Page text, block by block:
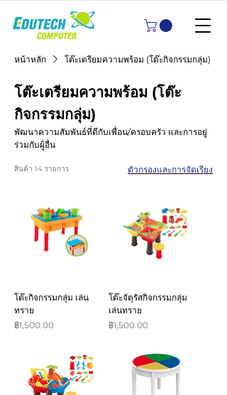
หน้าหลัก โต๊ะเตรียมความพร้อม (โต๊ะกิจกรรมกลุ่ม)
โต๊ะเตรียมความพร้อม (โต๊ะ
กิจกรรมกลุ่ม)
พัฒนาความสัมพันธ์ที่ดีกับเพื่อน/ครอบครัว และการอยู่
ร่วมกับผู้อื่น
สินค้า 14 รายการ ตัวกรองและการจัดเรียง
โต๊ะกิจกรรมกลุ่ม เล่น
ทราย
ราคา
฿1,500.00
โต๊ะจัตุรัสกิจกรรมกลุ่ม
เล่นทราย
ราคา
฿1,500.00